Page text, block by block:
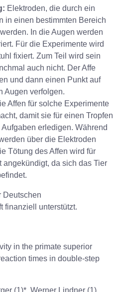
Elektroden, die durch ein
in einen bestimmten Bereich
In die Augen werden
Für die Experimente wird
fixiert. Zum Teil wird sein
auch nicht. Der Affe
und dann einen Punkt auf
Augen verfolgen.
Affen für solche Experimente
damit sie für einen Tropfen
erledigen. Während
über die Elektroden
Tötung des Affen wird für
da sich das Tier
Deutschen
finanziell unterstützt.
in the primate superior
times in double-step
(1)*, Werner Lindner (1),